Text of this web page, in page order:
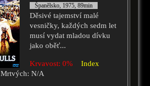
Španělsko, 1975, 89min
Děsivé tajemství malé
vesničky, každých sedm let
musí vydat mladou dívku
jako oběť...
Krvavost: 0%
Index
Mrtvých: N/A